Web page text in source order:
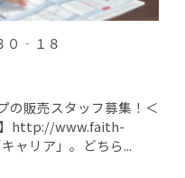
０‐１８
の販売スタッフ募集！＜
】http://www.faith-
ャリア」。どちら...